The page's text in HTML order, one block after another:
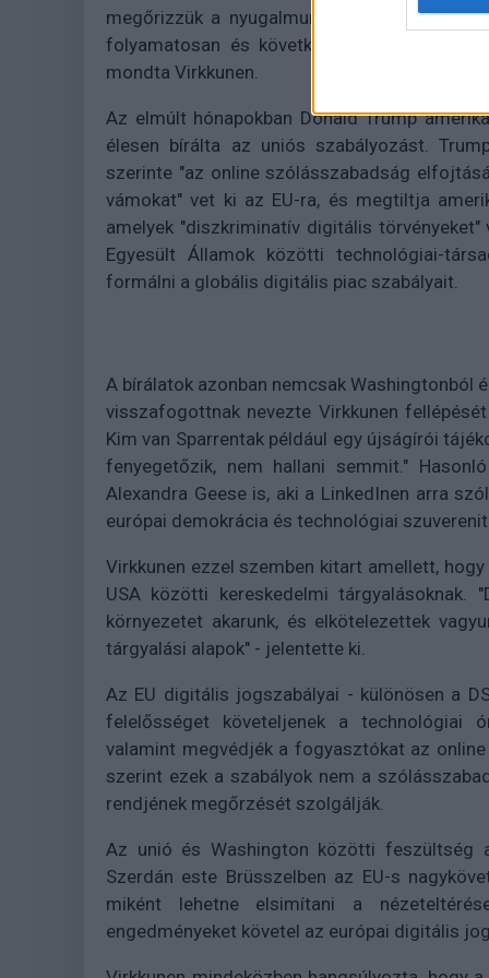
megőrizzük a nyugalmunkat, még akkor is,
folyamatosan és következetesen
mondta Virkkunen.
Az elmúlt hónapokban Donald Trump
élesen bírálta az uniós szabályozást.
szerinte "az online szólásszabadság
vámokat" vet ki az EU-ra, és megtiltja
amelyek "diszkriminatív digitális
Egyesült Államok közötti technológiai-
formálni a globális digitális piac szabályait.
A bírálatok azonban nemcsak Washingtonból
visszafogottnak nevezte Virkkunen
Kim van Sparrentak például egy újságírói
fenyegetőzik, nem hallani semmit."
Alexandra Geese is, aki a LinkedInen arra
európai demokrácia és technológiai
Virkkunen ezzel szemben kitart amellett,
USA közötti kereskedelmi tárgyalásoknak.
környezetet akarunk, és elkötelezettek
tárgyalási alapok" - jelentette ki.
Az EU digitális jogszabályai - különösen a
felelősséget követeljenek a technológiai
valamint megvédjék a fogyasztókat az
szerint ezek a szabályok nem a
rendjének megőrzését szolgálják.
Az unió és Washington közötti feszültség
Szerdán este Brüsszelben az EU-s
miként lehetne elsimítani a
engedményeket követel az európai digitális